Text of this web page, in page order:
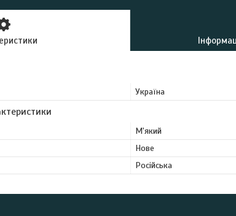
Україна
М'який
Нове
Російська